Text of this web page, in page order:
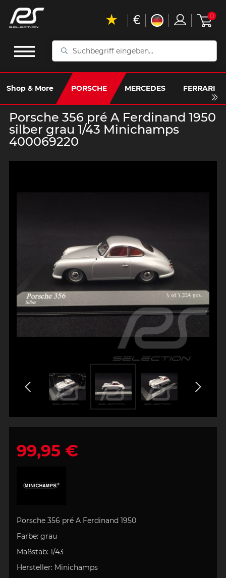
Suchbegriff
Shop & More PORSCHE MERCEDES FERRARI
€ 0
Porsche 356 pré A Ferdinand 1950
silber grau 1/43 Minichamps
400069220
99,95 €
Porsche 356 pré A Ferdinand 1950
Farbe: grau
Maßstab: 1/43
Hersteller: Minichamps